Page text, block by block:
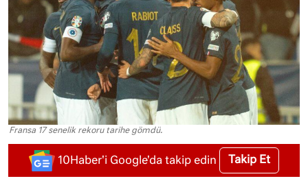
Fransa 17 senelik rekoru tarihe gömdü.
10Haber'i Google'da takip edin Takip Et